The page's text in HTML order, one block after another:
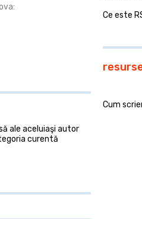
ale aceluiaşi autor
curentă
Ce este
Cum